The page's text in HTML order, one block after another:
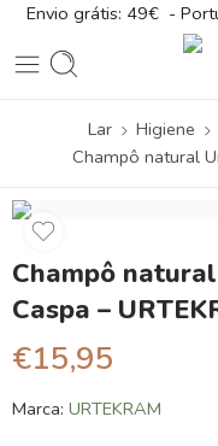
Envio grátis: 49€ -
Lar Higiene
Champô natural
Champô
Caspa –
€15,95
Marca: URTEKRAM